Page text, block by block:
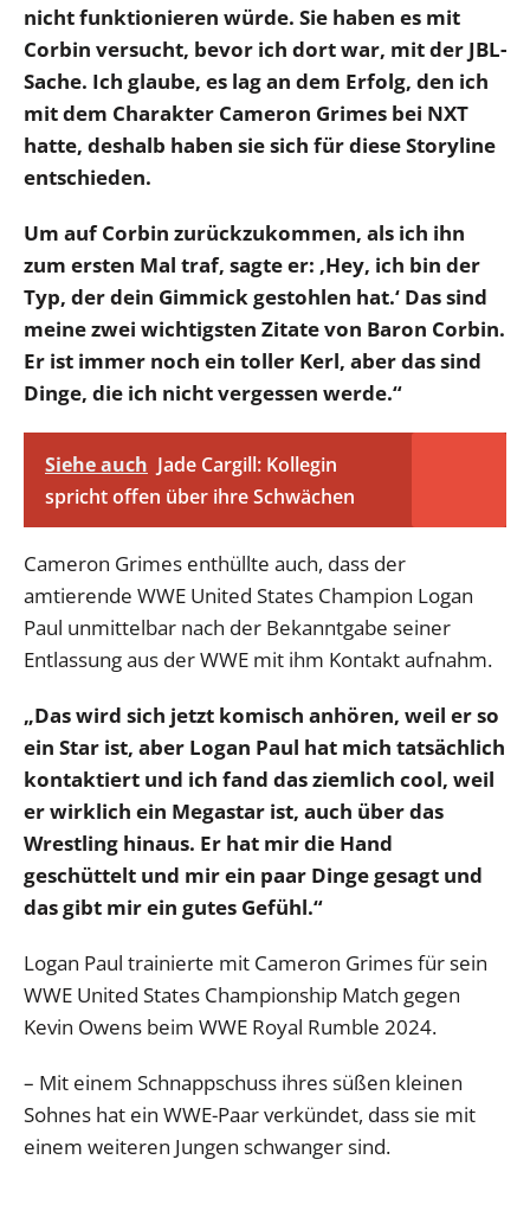
nicht funktionieren würde. Sie haben es mit
Corbin versucht, bevor ich dort war, mit der JBL-
Sache. Ich glaube, es lag an dem Erfolg, den ich
mit dem Charakter Cameron Grimes bei NXT
hatte, deshalb haben sie sich für diese Storyline
entschieden.
Um auf Corbin zurückzukommen, als ich ihn
zum ersten Mal traf, sagte er: ‚Hey, ich bin der
Typ, der dein Gimmick gestohlen hat.‘ Das sind
meine zwei wichtigsten Zitate von Baron Corbin.
Er ist immer noch ein toller Kerl, aber das sind
Dinge, die ich nicht vergessen werde.“
Siehe auch Jade Cargill: Kollegin
spricht offen über ihre Schwächen
Cameron Grimes enthüllte auch, dass der
amtierende WWE United States Champion Logan
Paul unmittelbar nach der Bekanntgabe seiner
Entlassung aus der WWE mit ihm Kontakt aufnahm.
„Das wird sich jetzt komisch anhören, weil er so
ein Star ist, aber Logan Paul hat mich tatsächlich
kontaktiert und ich fand das ziemlich cool, weil
er wirklich ein Megastar ist, auch über das
Wrestling hinaus. Er hat mir die Hand
geschüttelt und mir ein paar Dinge gesagt und
das gibt mir ein gutes Gefühl.“
Logan Paul trainierte mit Cameron Grimes für sein
WWE United States Championship Match gegen
Kevin Owens beim WWE Royal Rumble 2024.
– Mit einem Schnappschuss ihres süßen kleinen
Sohnes hat ein WWE-Paar verkündet, dass sie mit
einem weiteren Jungen schwanger sind.